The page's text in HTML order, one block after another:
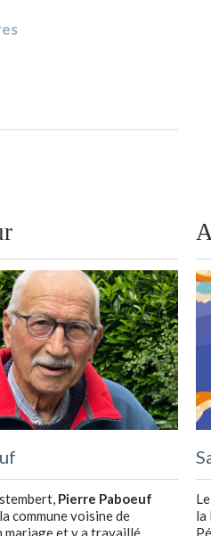
Pierre Paboeuf
commune voisine de
mariage et y a travaillé
la